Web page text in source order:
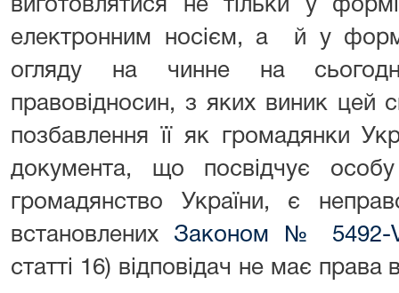
виготовлятися не тільки у
електронним носієм, а й у
огляду на чинне на
правовідносин, з яких виник цей
позбавлення її як громадянки
документа, що посвідчує
громадянство України, є
встановлених Законом № 5492-
статті 16) відповідач не має права